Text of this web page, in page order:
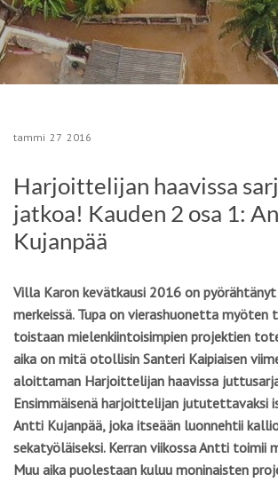
tammi 27 2016
Harjoittelijan haavissa
jatkoa! Kauden 2 osa 1:
Kujanpää
Villa Karon kevätkausi 2016 on
merkeissä. Tupa on vierashuonetta myöten
toistaan mielenkiintoisimpien projektien
aika on mitä otollisin Santeri Kaipiaisen
aloittaman Harjoittelijan haavissa
Ensimmäisenä harjoittelijan jututettavaksi
Antti Kujanpää, joka itseään luonnehtii
sekatyöläiseksi. Kerran viikossa Antti toimii
Muu aika puolestaan kuluu moninaisten